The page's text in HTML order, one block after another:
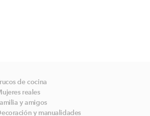
de cocina
reales
y amigos
y manualidades